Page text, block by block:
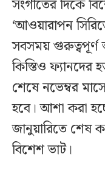
সংগীতের দিকে
‘আওয়ারাপন
সবসময় গুরুত্বপূর্ণ
কিস্তিও ফ্যানদের
শেষে নভেম্বর
হবে। আশা করা
জানুয়ারিতে শেষ
বিশেশ ভাট।